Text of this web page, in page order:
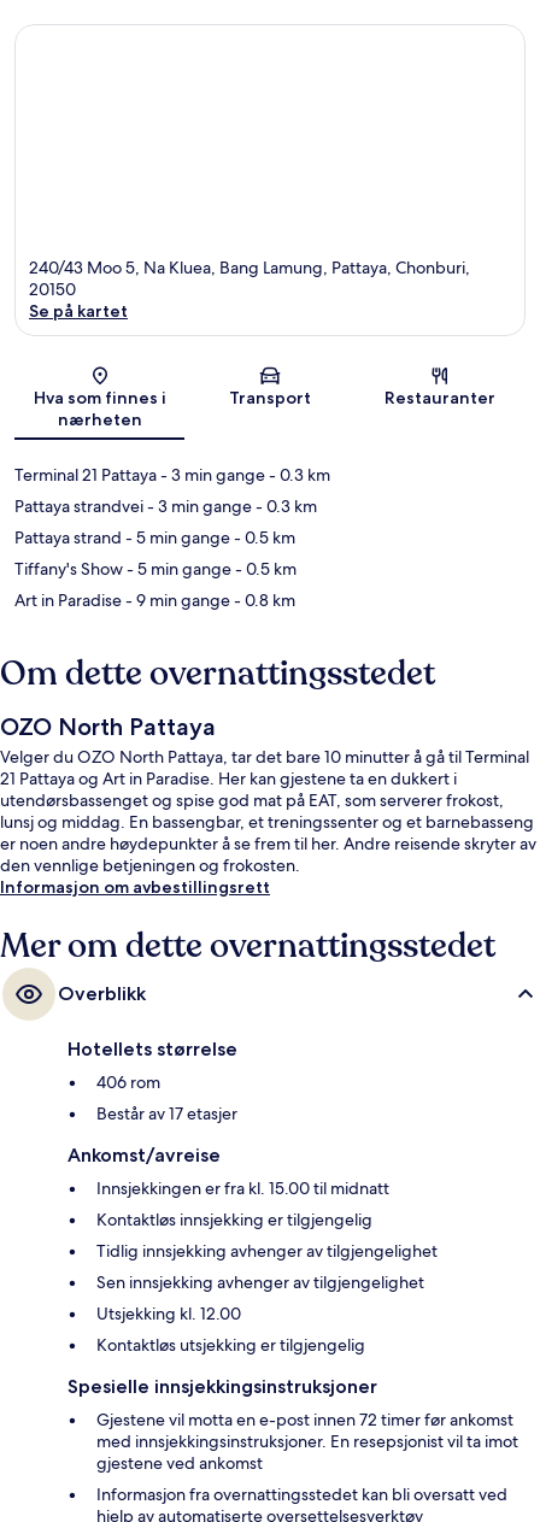
240/43 Moo 5, Na Kluea, Bang Lamung, Pattaya, Chonburi,
20150
Se på kartet
Hva som finnes i
nærheten
Transport Restauranter
Terminal 21 Pattaya- 3 min gange- 0.3 km
Pattaya strandvei- 3 min gange- 0.3 km
Pattaya strand - 5 min gange- 0.5 km
Tiffany's Show- 5 min gange- 0.5 km
Art in Paradise- 9 min gange- 0.8 km
Om dette overnattingsstedet
OZO North Pattaya
Velger du OZO North Pattaya, tar det bare 10 minutter å gå til Terminal
21 Pattaya og Art in Paradise. Her kan gjestene ta en dukkert i
utendørsbassenget og spise god mat på EAT, som serverer frokost,
lunsj og middag. En bassengbar, et treningssenter og et barnebasseng
er noen andre høydepunkter å se frem til her. Andre reisende skryter av
den vennlige betjeningen og frokosten.
Informasjon om avbestillingsrett
Mer om dette overnattingsstedet
Overblikk
Hotellets størrelse
406 rom
Består av 17 etasjer
Ankomst/avreise
Innsjekkingen er fra kl. 15.00 til midnatt
Kontaktløs innsjekking er tilgjengelig
Tidlig innsjekking avhenger av tilgjengelighet
Sen innsjekking avhenger av tilgjengelighet
Utsjekking kl. 12.00
Kontaktløs utsjekking er tilgjengelig
Spesielle innsjekkingsinstruksjoner
Gjestene vil motta en e-post innen 72 timer før ankomst
med innsjekkingsinstruksjoner. En resepsjonist vil ta imot
gjestene ved ankomst
Informasjon fra overnattingsstedet kan bli oversatt ved
hjelp av automatiserte oversettelsesverktøy